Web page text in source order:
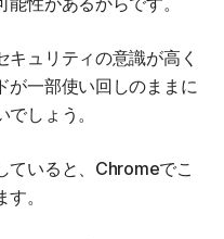
キュリティの意識が高く
が一部使い回しのままに
しょう。
ていると、Chromeでこ
。